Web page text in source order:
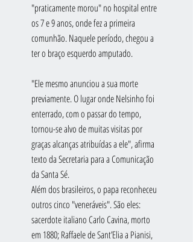
"praticamente morou" no hospital entre
os 7 e 9 anos, onde fez a primeira
comunhão. Naquele período, chegou a
ter o braço esquerdo amputado.
"Ele mesmo anunciou a sua morte
previamente. O lugar onde Nelsinho foi
enterrado, com o passar do tempo,
tornou-se alvo de muitas visitas por
graças alcanças atribuídas a ele", afirma
texto da Secretaria para a Comunicação
da Santa Sé.
Além dos brasileiros, o papa reconheceu
outros cinco "veneráveis". São eles:
sacerdote italiano Carlo Cavina, morto
em 1880; Raffaele de Sant’Elia a Pianisi,